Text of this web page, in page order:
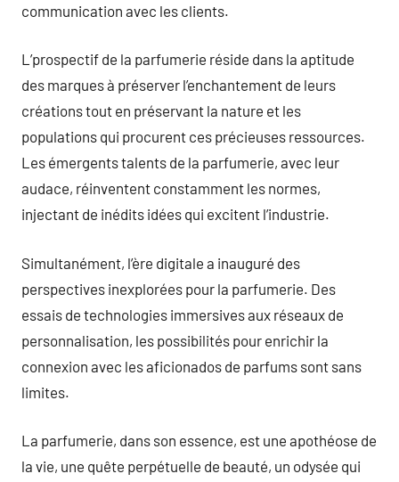
communication avec les clients.
L’prospectif de la parfumerie réside dans la aptitude
des marques à préserver l’enchantement de leurs
créations tout en préservant la nature et les
populations qui procurent ces précieuses ressources.
Les émergents talents de la parfumerie, avec leur
audace, réinventent constamment les normes,
injectant de inédits idées qui excitent l’industrie.
Simultanément, l’ère digitale a inauguré des
perspectives inexplorées pour la parfumerie. Des
essais de technologies immersives aux réseaux de
personnalisation, les possibilités pour enrichir la
connexion avec les aficionados de parfums sont sans
limites.
La parfumerie, dans son essence, est une apothéose de
la vie, une quête perpétuelle de beauté, un odysée qui